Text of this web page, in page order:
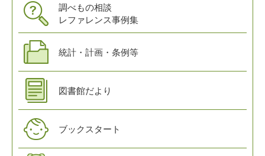
調べもの相談
レファレンス事例集
統計・計画・条例等
図書館だより
ブックスタート